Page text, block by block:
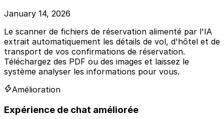
January 14, 2026
Le scanner de fichiers de réservation alimenté par l'IA
extrait automatiquement les détails de vol, d'hôtel et de
transport de vos confirmations de réservation.
Téléchargez des PDF ou des images et laissez le
système analyser les informations pour vous.
Amélioration
Expérience de chat améliorée